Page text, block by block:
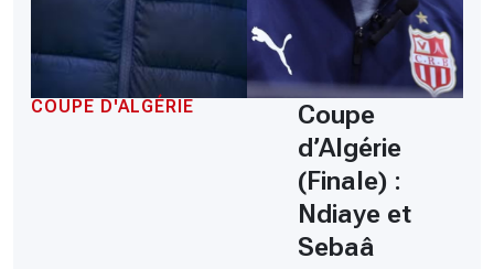
COUPE D'ALGÉRIE
Coupe
d’Algérie
(Finale) :
Ndiaye et
Sebaâ